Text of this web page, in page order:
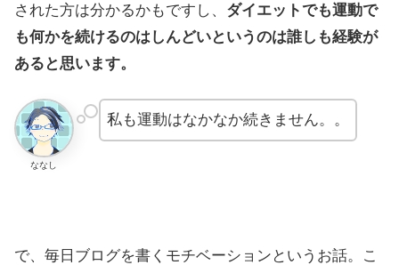
された方は分かるかもですし、 ダイエットでも運動で
も何かを続けるのはしんどいというのは誰しも経験が
あると思います。
ななし
私も運動はなかなか続きません。。
で、毎日ブログを書くモチベーションというお話。こ